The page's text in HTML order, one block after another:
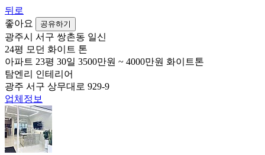
뒤로
좋아요
공유하기
광주시 서구 쌍촌동 일신
24평 모던 화이트 톤
아파트 23평 30일 3500만원 ~ 4000만원 화이트톤
탐엔리 인테리어
광주 서구 상무대로 929-9
업체정보